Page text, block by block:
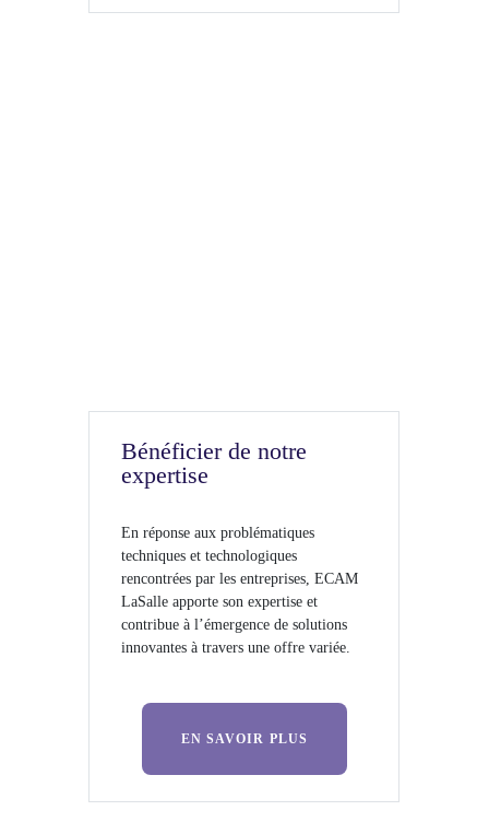
Bénéficier de notre
expertise
En réponse aux problématiques
techniques et technologiques
rencontrées par les entreprises, ECAM
LaSalle apporte son expertise et
contribue à l’émergence de solutions
innovantes à travers une offre variée.
EN SAVOIR PLUS